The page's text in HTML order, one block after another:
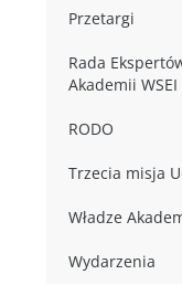
Przetargi
Rada
Akademii WSEI
RODO
Trzecia misja
Władze
Wydarzenia